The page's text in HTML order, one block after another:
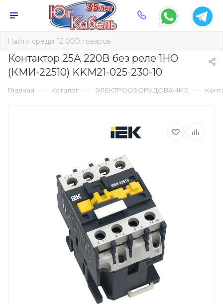
Контактор 25А 220В без реле 1НО
(КМИ-22510) KKM21-025-230-10
Главная — Каталог — ЭЛЕКТРООБОРУДОВАНИЕ —